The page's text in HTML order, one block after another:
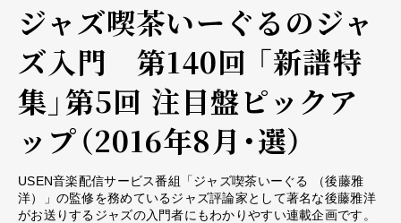
ジャズ喫茶いーぐるのジャ
ズ入門 第140回 「新譜特
集」第5回 注目盤ピックア
ップ（2016年8月・選）
USEN音楽配信サービス番組「ジャズ喫茶いーぐる （後藤雅
洋）」の監修を務めているジャズ評論家として著名な後藤雅洋
がお送りするジャズの入門者にもわかりやすい連載企画です。